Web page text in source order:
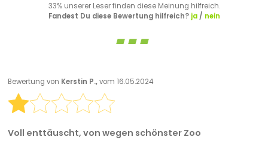
33% unserer Leser finden diese Meinung hilfreich.
Fandest Du diese Bewertung hilfreich? ja/ nein
Bewertung von Kerstin P.,vom 16.05.2024
Voll enttäuscht, von wegen schönster Zoo